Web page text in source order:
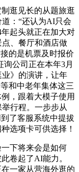
逛见长的从题旅逛
：“还认为AI只会
起头就正在加大对
、餐厅和酒店做
的是机票及时报价
询公司正在本年3月
》的演讲，让年
和中老年集体这三
，跟着大模子使用
行程。一步步从
了客服系统中提拔
选项卡可供选择！
下将来会是如何
卷起了AI能力。
一家从营海外逛的